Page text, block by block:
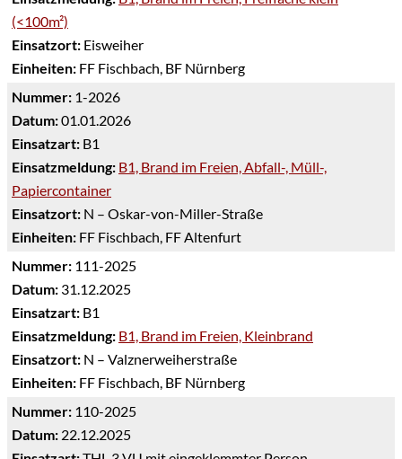
(<100m²)
Einsatzort: Eisweiher
Einheiten: FF Fischbach, BF Nürnberg
Nummer: 1-2026
Datum:01.01.2026
Einsatzart: B1
Einsatzmeldung: B1, Brand im Freien, Abfall-, Müll-,
Papiercontainer
Einsatzort: N – Oskar-von-Miller-Straße
Einheiten: FF Fischbach, FF Altenfurt
Nummer: 111-2025
Datum: 31.12.2025
Einsatzart: B1
Einsatzmeldung: B1, Brand im Freien, Kleinbrand
Einsatzort: N – Valznerweiherstraße
Einheiten: FF Fischbach, BF Nürnberg
Nummer: 110-2025
Datum: 22.12.2025